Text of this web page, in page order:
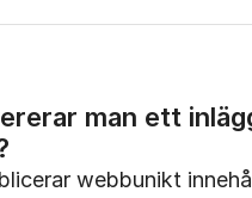
man ett
webbunikt